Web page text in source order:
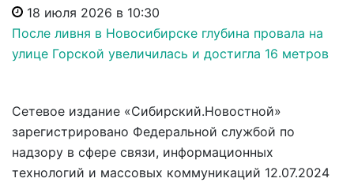
18 июля 2026 в 10:30
После ливня в Новосибирске глубина провала на
улице Горской увеличилась и достигла 16 метров
Сетевое издание «Сибирский.Новостной»
зарегистрировано Федеральной службой по
надзору в сфере связи, информационных
технологий и массовых коммуникаций 12.07.2024